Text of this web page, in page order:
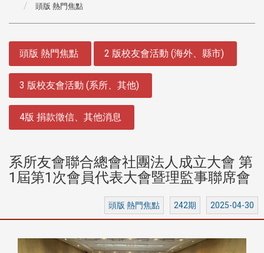
頭版 熱門焦點
頭版 熱門焦點 2 版校友會活動 (海外、縣市)
3 版校友會活動 (系所、其他)
4版 捐款徵信、其他消息
系所友會聯合總會社團法人成立大會 第
1屆第1次會員代表大會暨理監事聯席會
頭版 熱門焦點 242期 2025-04-30